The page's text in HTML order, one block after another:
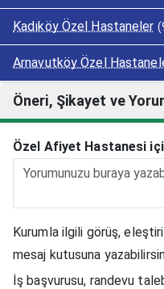
Kadıköy Özel Hastaneler
Arnavutköy Özel
Öneri, Şikayet ve
Özel Afiyet Hastanesi
Kurumla ilgili görüş,
mesaj kutusuna
İş başvurusu, randevu